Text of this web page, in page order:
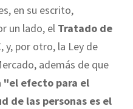
en su escrito,
un lado, el Tratado de
, y, por otro, la Ley de
además de que
"el efecto para el
de las personas es el